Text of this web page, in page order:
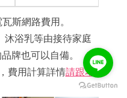
斯網路費用。
浴乳等由接待家庭
牌也可以自備。
費用計算詳情請跟本